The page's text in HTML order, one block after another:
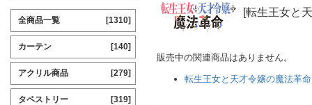
[転生王女と
販売中の関連商品はありません。
転生王女と天才令嬢の魔法革命
全商品一覧 [1310]
カーテン [140]
アクリル商品 [279]
タペストリー [319]